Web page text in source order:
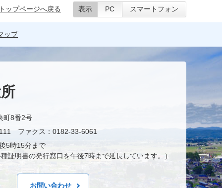
ップページへ戻る 表示 PC スマートフォン
ップ
町8番2号
ファクス：0182-33-6061
5時15分まで
証明書の発行窓口を午後7時まで延長しています。）
お問い合わせ